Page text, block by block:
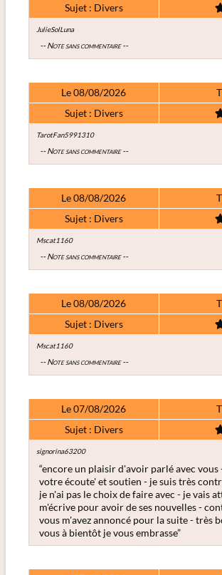
Sujet : Divers
JulieSolLuna
-- Note sans commentaire --
Le 08/08/2026
Sujet : Divers
TarotFan5991310
-- Note sans commentaire --
Le 08/08/2026
Sujet : Divers
Mscat1160
-- Note sans commentaire --
Le 08/08/2026
Sujet : Divers
Mscat1160
-- Note sans commentaire --
Le 07/08/2026
Sujet : Divers
signorina63200
“encore un plaisir d'avoir parlé avec vous
votre écoute' et soutien - je suis très
je n'ai pas le choix de faire avec - je vais
m'écrive pour avoir de ses nouvelles -
vous m'avez annoncé pour la suite - très
vous à bientôt je vous embrasse”